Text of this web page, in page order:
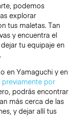
podemos
explorar
tus maletas. Tan
y encuentra el
tu equipaje en
en Yamaguchi y en
por
podrás encontrar
más cerca de las
y dejar allí tus